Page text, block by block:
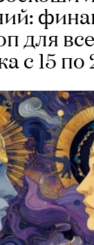
для
с 15 по